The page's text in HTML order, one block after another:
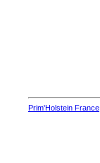
Prim'Holstein France